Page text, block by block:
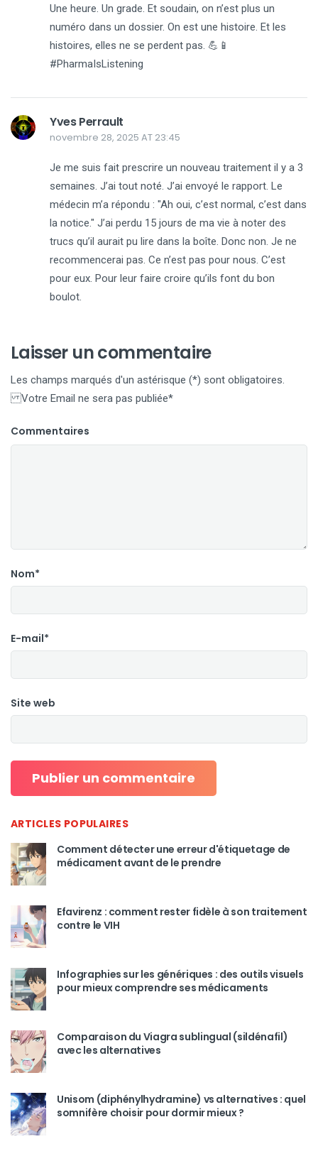
Une heure. Un grade. Et soudain, on n’est plus un
numéro dans un dossier. On est une histoire. Et les
histoires, elles ne se perdent pas. 💪📱
#PharmaIsListening
Yves Perrault
novembre 28, 2025 AT 23:45
Je me suis fait prescrire un nouveau traitement il y a 3
semaines. J’ai tout noté. J’ai envoyé le rapport. Le
médecin m’a répondu : "Ah oui, c’est normal, c’est dans
la notice." J’ai perdu 15 jours de ma vie à noter des
trucs qu’il aurait pu lire dans la boîte. Donc non. Je ne
recommencerai pas. Ce n’est pas pour nous. C’est
pour eux. Pour leur faire croire qu’ils font du bon
boulot.
Laisser un commentaire
Les champs marqués d'un astérisque (*) sont obligatoires.
Votre Email ne sera pas publiée*
Commentaires
Nom*
E-mail*
Site web
ARTICLES POPULAIRES
Comment détecter une erreur d'étiquetage de
médicament avant de le prendre
Efavirenz : comment rester fidèle à son traitement
contre le VIH
Infographies sur les génériques : des outils visuels
pour mieux comprendre ses médicaments
Comparaison du Viagra sublingual (sildénafil)
avec les alternatives
Unisom (diphénylhydramine) vs alternatives : quel
somnifère choisir pour dormir mieux ?